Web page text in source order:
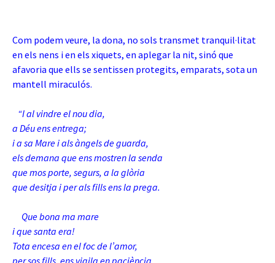
Com podem veure, la dona, no sols transmet tranquil·litat
en els nens i en els xiquets, en aplegar la nit, sinó que
afavoria que ells se sentissen protegits, emparats, sota un
mantell miraculós.
“I al vindre el nou dia,
a Déu ens entrega;
i a sa Mare i als àngels de guarda,
els demana que ens mostren la senda
que mos porte, segurs, a la glòria
que desitja i per als fills ens la prega.
Que bona ma mare
i que santa era!
Tota encesa en el foc de l’amor,
per sos fills, ens vigila en paciència